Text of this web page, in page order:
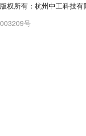
版权所有：杭州中工科技
号